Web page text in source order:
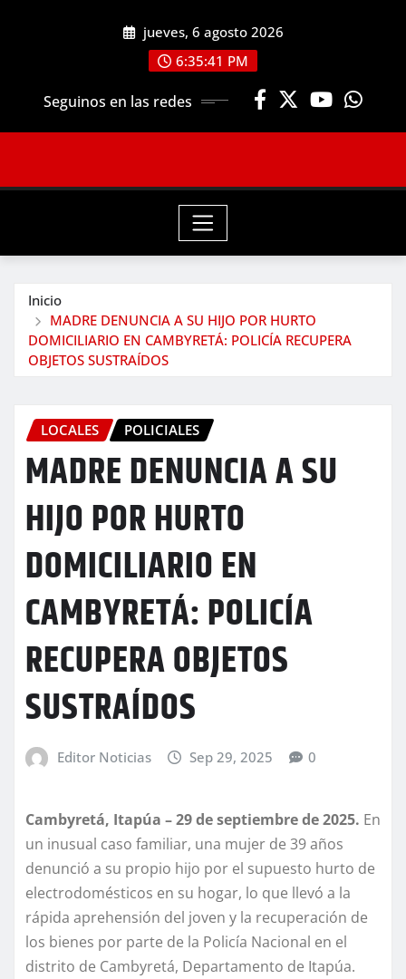
jueves, 6 agosto 2026
6:35:43 PM
Seguinos en las redes
Inicio
MADRE DENUNCIA A SU HIJO POR HURTO
DOMICILIARIO EN CAMBYRETÁ: POLICÍA RECUPERA
OBJETOS SUSTRAÍDOS
LOCALES POLICIALES
MADRE DENUNCIA A SU
HIJO POR HURTO
DOMICILIARIO EN
CAMBYRETÁ: POLICÍA
RECUPERA OBJETOS
SUSTRAÍDOS
Editor Noticias Sep 29, 2025 0
Cambyretá, Itapúa – 29 de septiembre de 2025. En
un inusual caso familiar, una mujer de 39 años
denunció a su propio hijo por el supuesto hurto de
electrodomésticos en su hogar, lo que llevó a la
rápida aprehensión del joven y la recuperación de
los bienes por parte de la Policía Nacional en el
distrito de Cambyretá, Departamento de Itapúa.